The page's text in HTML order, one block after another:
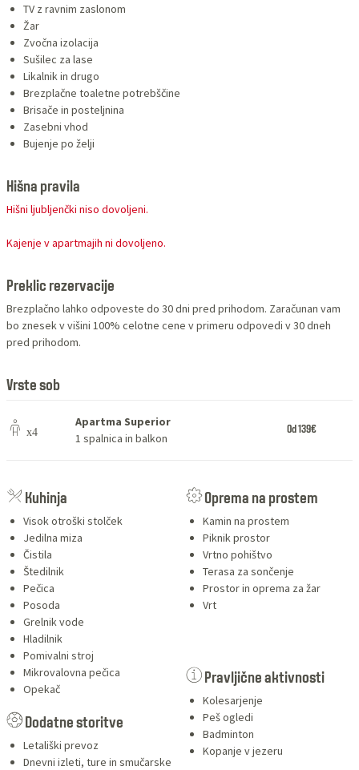
TV z ravnim zaslonom
Žar
Zvočna izolacija
Sušilec za lase
Likalnik in drugo
Brezplačne toaletne potrebščine
Brisače in posteljnina
Zasebni vhod
Bujenje po želji
Hišna pravila
Hišni ljubljenčki niso dovoljeni.
Kajenje v apartmajih ni dovoljeno.
Preklic rezervacije
Brezplačno lahko odpoveste do 30 dni pred prihodom. Zaračunan vam
bo znesek v višini 100% celotne cene v primeru odpovedi v 30 dneh
pred prihodom.
Vrste sob
Apartma Superior
1 spalnica in balkon
Od 139€
SERVICES
Kuhinja
Visok otroški stolček
Jedilna miza
Čistila
Štedilnik
Pečica
Posoda
Grelnik vode
Hladilnik
Pomivalni stroj
Mikrovalovna pečica
Opekač
Oprema na prostem
Kamin na prostem
Piknik prostor
Vrtno pohištvo
Terasa za sončenje
Prostor in oprema za žar
Vrt
Pravljične aktivnosti
Kolesarjenje
Peš ogledi
Badminton
Kopanje v jezeru
Dodatne storitve
Letališki prevoz
Dnevni izleti, ture in smučarske